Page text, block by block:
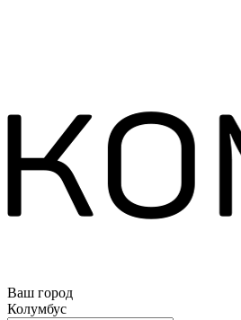
Ваш город
Колумбус